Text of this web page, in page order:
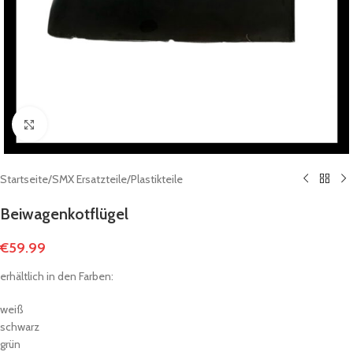
Startseite/SMX Ersatzteile/Plastikteile
Beiwagenkotflügel
€59.99
erhältlich in den Farben:
weiß
schwarz
grün